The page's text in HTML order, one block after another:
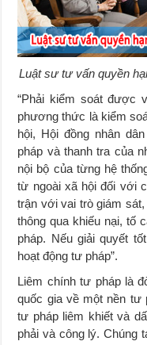
Luật sư tư vấn quyền
“Phải kiểm soát được
phương thức là kiểm
hội, Hội đồng nhân
pháp và thanh tra của
nội bộ của từng hệ
từ ngoài xã hội đối với
trận với vai trò giám
thông qua khiếu nại, tố
pháp. Nếu giải quyết
hoạt động tư pháp”.
Liêm chính tư pháp là
quốc gia về một nền tư
tư pháp liêm khiết và
phải và công lý. Chúng